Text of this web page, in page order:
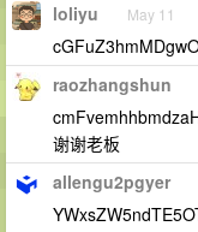
loliyu May 11
raozhangshun
谢谢老板
allengu2pgyer